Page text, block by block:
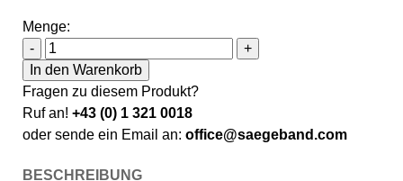
Menge:
-
Sawline M42 Bimetall Cutforce X Sägeband 3380 x 27
+
In den Warenkorb
Fragen zu diesem Produkt?
Ruf an! +43 (0) 1 321 0018
oder sende ein Email an: office@saegeband.com
BESCHREIBUNG